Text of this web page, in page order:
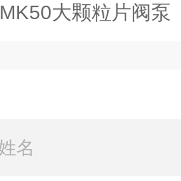
MK50大颗粒片阀泵